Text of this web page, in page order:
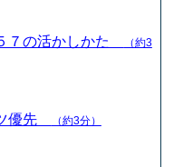
７の活かしかた
（約3
優先 （約3分）